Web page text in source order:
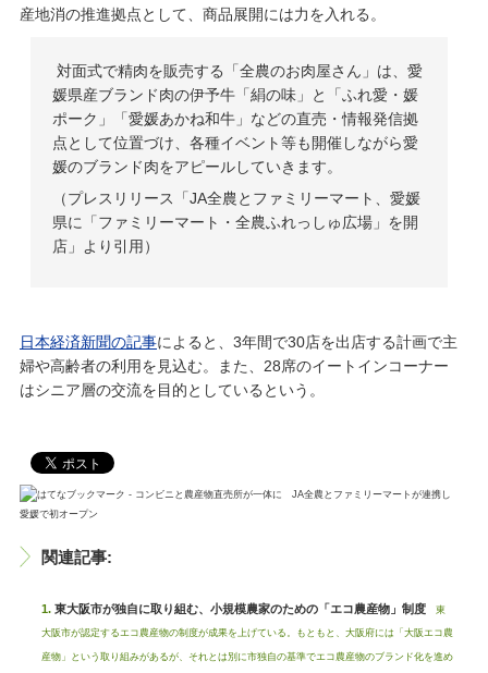
産地消の推進拠点として、商品展開には力を入れる。
対面式で精肉を販売する「全農のお肉屋さん」は、愛
媛県産ブランド肉の伊予牛「絹の味」と「ふれ愛・媛
ポーク」「愛媛あかね和牛」などの直売・情報発信拠
点として位置づけ、各種イベント等も開催しながら愛
媛のブランド肉をアピールしていきます。
（プレスリリース「JA全農とファミリーマート、愛媛
県に「ファミリーマート・全農ふれっしゅ広場」を開
店 」より引用）
日本経済新聞の記事によると、3年間で30店を出店する計画で主
婦や高齢者の利用を見込む。また、28席のイートインコーナー
はシニア層の交流を目的としているという。
関連記事:
東大阪市が独自に取り組む、小規模農家のための「エコ農産物」制度 東
大阪市が認定するエコ農産物の制度が成果を上げている。もともと、大阪府には「大阪エコ農
産物」という取り組みがあるが、それとは別に市独自の基準でエコ農産物のブランド化を進め